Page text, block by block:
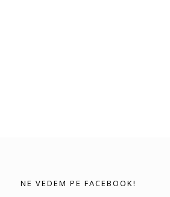
NE VEDEM PE FACEBOOK!